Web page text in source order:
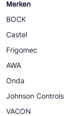
Merken
BOCK
Castel
Frigomec
AWA
Onda
Johnson Controls
VACON